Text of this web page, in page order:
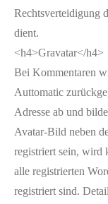
Rechtsverteidigung
dient.
<h4>Gravatar</h4>
Bei Kommentaren
Auttomatic
Adresse ab und
Avatar-Bild neben
registriert sein, wird
alle registrierten
registriert sind.